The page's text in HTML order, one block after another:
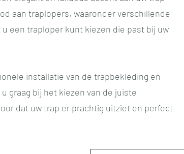
aan traplopers, waaronder verschillende
een traploper kunt kiezen die past bij uw
installatie van de trapbekleding en
graag bij het kiezen van de juiste
dat uw trap er prachtig uitziet en perfect